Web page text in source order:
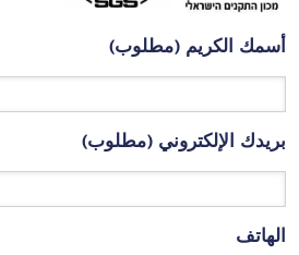
أسمك الكريم (مطلوب)
بريدك الإلكتروني (مطلوب)
الهاتف